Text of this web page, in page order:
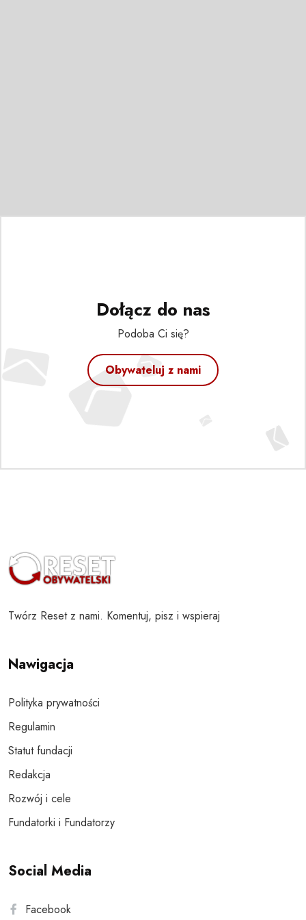
Dołącz do nas
Podoba Ci się?
Obywateluj z nami
Twórz Reset z nami. Komentuj, pisz i wspieraj
Nawigacja
Polityka prywatności
Regulamin
Statut fundacji
Redakcja
Rozwój i cele
Fundatorki i Fundatorzy
Social Media
Facebook